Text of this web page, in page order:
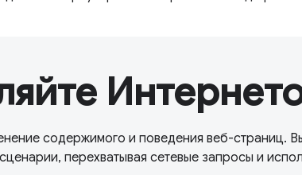
содержимого и поведения веб-страниц.
перехватывая сетевые запросы и